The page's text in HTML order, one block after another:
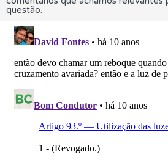
questão.